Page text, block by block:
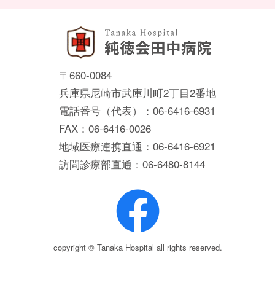
〒660-0084
兵庫県尼崎市武庫川町2丁目2番地
電話番号（代表）：06-6416-6931
FAX：06-6416-0026
地域医療連携直通：06-6416-6921
訪問診療部直通：06-6480-8144
copyright © Tanaka Hospital all rights reserved.